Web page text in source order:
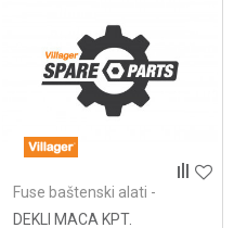
Fuse baštenski alati -
DEKLI MACA KPT.